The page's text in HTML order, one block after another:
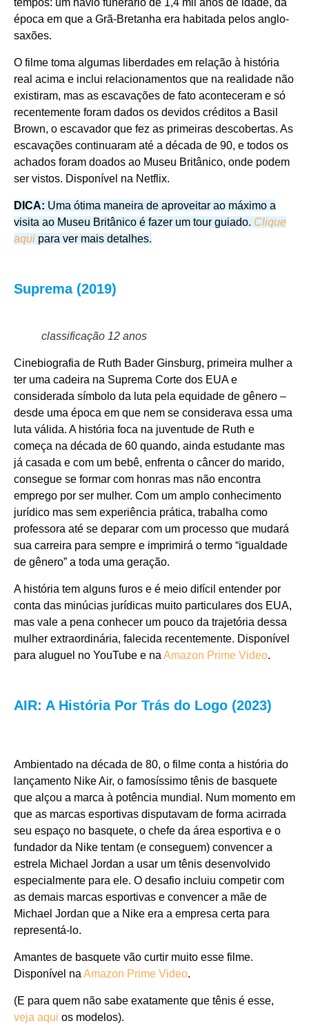
tempos: um navio funerário de 1,4 mil anos de idade, da
época em que a Grã-Bretanha era habitada pelos anglo-
saxões.
O filme toma algumas liberdades em relação à história
real acima e inclui relacionamentos que na realidade não
existiram, mas as escavações de fato aconteceram e só
recentemente foram dados os devidos créditos a Basil
Brown, o escavador que fez as primeiras descobertas. As
escavações continuaram até a década de 90, e todos os
achados foram doados ao Museu Britânico, onde podem
ser vistos. Disponível na Netflix.
DICA: Uma ótima maneira de aproveitar ao máximo a
visita ao Museu Britânico é fazer um tour guiado. Clique
aqui para ver mais detalhes.
Suprema (2019)
classificação 12 anos
Cinebiografia de Ruth Bader Ginsburg, primeira mulher a
ter uma cadeira na Suprema Corte dos EUA e
considerada símbolo da luta pela equidade de gênero –
desde uma época em que nem se considerava essa uma
luta válida. A história foca na juventude de Ruth e
começa na década de 60 quando, ainda estudante mas
já casada e com um bebê, enfrenta o câncer do marido,
consegue se formar com honras mas não encontra
emprego por ser mulher. Com um amplo conhecimento
jurídico mas sem experiência prática, trabalha como
professora até se deparar com um processo que mudará
sua carreira para sempre e imprimirá o termo “igualdade
de gênero” a toda uma geração.
A história tem alguns furos e é meio difícil entender por
conta das minúcias jurídicas muito particulares dos EUA,
mas vale a pena conhecer um pouco da trajetória dessa
mulher extraordinária, falecida recentemente. Disponível
para aluguel no YouTube e na Amazon Prime Video.
AIR: A História Por Trás do Logo (2023)
Ambientado na década de 80, o filme conta a história do
lançamento Nike Air, o famosíssimo tênis de basquete
que alçou a marca à potência mundial. Num momento em
que as marcas esportivas disputavam de forma acirrada
seu espaço no basquete, o chefe da área esportiva e o
fundador da Nike tentam (e conseguem) convencer a
estrela Michael Jordan a usar um tênis desenvolvido
especialmente para ele. O desafio incluiu competir com
as demais marcas esportivas e convencer a mãe de
Michael Jordan que a Nike era a empresa certa para
representá-lo.
Amantes de basquete vão curtir muito esse filme.
Disponível na Amazon Prime Video.
(E para quem não sabe exatamente que tênis é esse,
veja aqui os modelos).